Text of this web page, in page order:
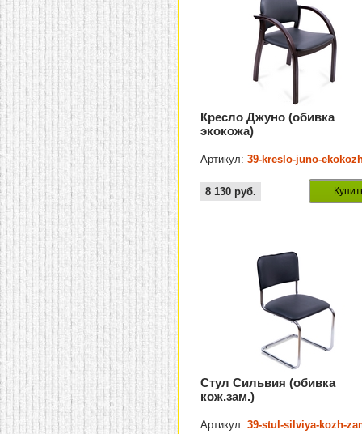
Кресло Джуно (обивка
экокожа)
Артикул:39-kreslo-juno-
8 130 руб.
Стул Сильвия (обивка
кож.зам.)
Артикул:39-stul-silviya-kozh-